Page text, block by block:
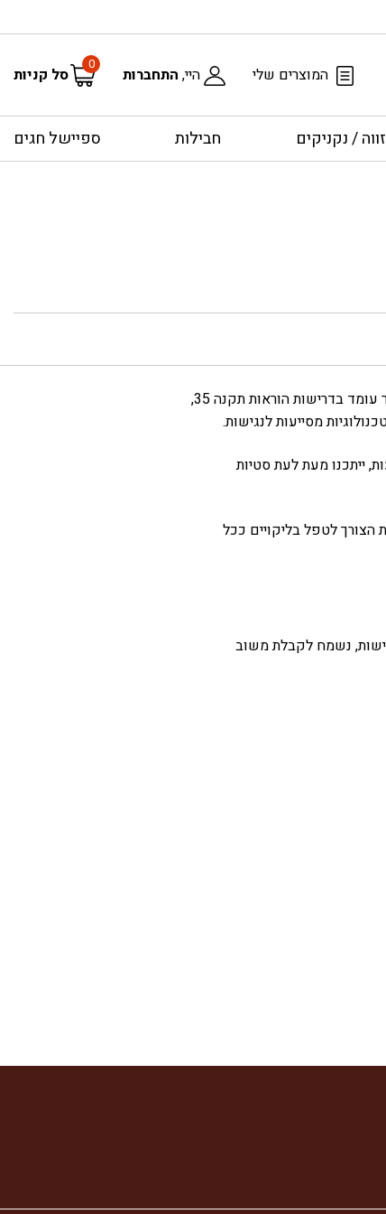
המוצרים שלי היי, התחברות
0
סל קניות
/ נקניקים חבילות ספיישל חגים
מחויב להתאמות נגישות לאנשים עם מוגבלויות בהתאם להוראות תקנה 35. האתר עומד בדרישות הוראות תקנה 35,
ייתכנו מעת לעת סטיות
הצורך לטפל בליקויים ככל
נשמח לקבלת משוב